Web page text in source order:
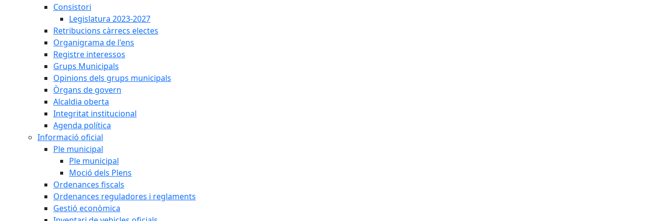
Consistori
Legislatura 2023-2027
Retribucions càrrecs electes
Organigrama de l'ens
Registre interessos
Grups Municipals
Opinions dels grups municipals
Òrgans de govern
Alcaldia oberta
Integritat institucional
Agenda política
Informació oficial
Ple municipal
Ple municipal
Moció dels Plens
Ordenances fiscals
Ordenances reguladores i reglaments
Gestió econòmica